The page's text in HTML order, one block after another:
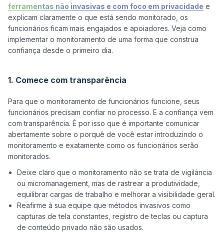
ferramentas não invasivas e com foco em privacidade e
explicam claramente o que está sendo monitorado, os
funcionários ficam mais engajados e apoiadores. Veja como
implementar o monitoramento de uma forma que construa
confiança desde o primeiro dia.
1. Comece com transparência
Para que o monitoramento de funcionários funcione, seus
funcionários precisam confiar no processo. E a confiança vem
com transparência. É por isso que é importante comunicar
abertamente sobre o porquê de você estar introduzindo o
monitoramento e exatamente como os funcionários serão
Deixe claro que o monitoramento não se trata de vigilância
ou micromanagement, mas de rastrear a produtividade,
equilibrar cargas de trabalho e melhorar a visibilidade geral.
Reafirme à sua equipe que métodos invasivos como
capturas de tela constantes, registro de teclas ou captura
de conteúdo privado não são usados.